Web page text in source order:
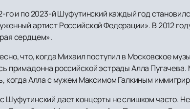
го и по 2023-й Шуфутинский каждый год
артист Российской Федерации». В 2012
сердцем».
что, когда Михаил поступил в Московское
примадонна российской эстрады Алла
когда Алла с мужем Максимом Галкиным
Шуфутинский дает концерты не слишком часто.